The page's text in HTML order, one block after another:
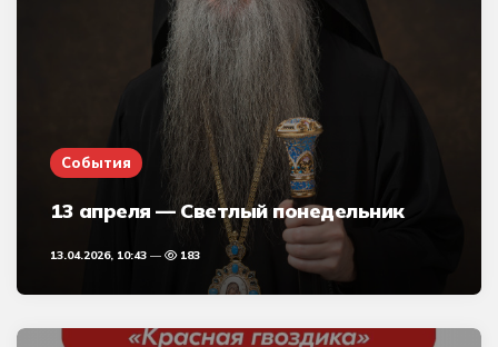
События
13 апреля — Светлый понедельник
13.04.2026, 10:43 183